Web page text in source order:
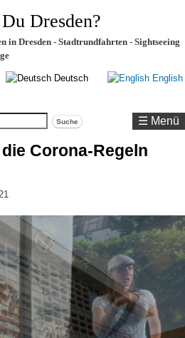
Dresden?
in Dresden - Stadtrundfahrten - Sightseeing
Deutsch English
☰ Menü
Corona-Regeln